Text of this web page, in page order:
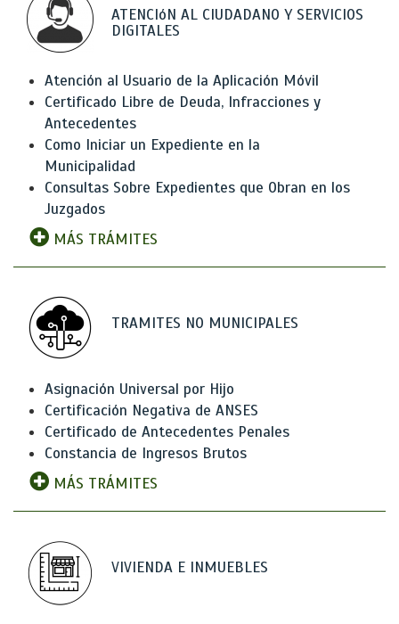
ATENCIóN AL CIUDADANO Y SERVICIOS
DIGITALES
Atención al Usuario de la Aplicación Móvil
Certificado Libre de Deuda, Infracciones y
Antecedentes
Como Iniciar un Expediente en la
Municipalidad
Consultas Sobre Expedientes que Obran en los
Juzgados
MÁS TRÁMITES
TRAMITES NO MUNICIPALES
Asignación Universal por Hijo
Certificación Negativa de ANSES
Certificado de Antecedentes Penales
Constancia de Ingresos Brutos
MÁS TRÁMITES
VIVIENDA E INMUEBLES